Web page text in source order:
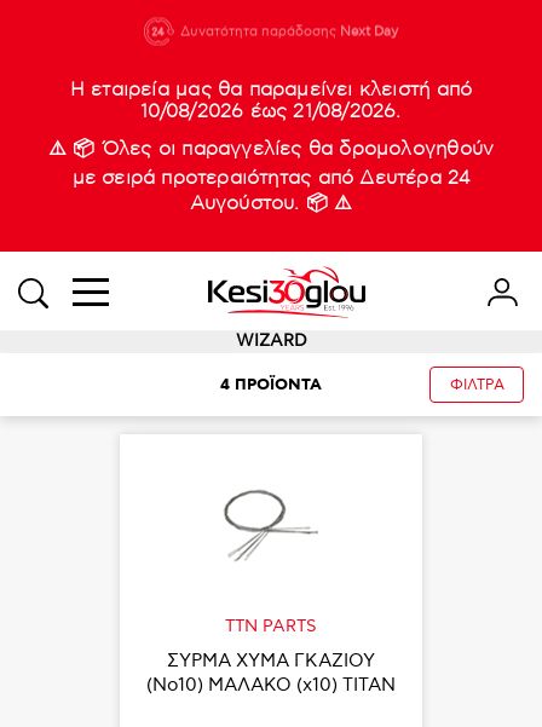
210 88 21
933
Δυνατότητα παράδοσης Next Day
Νέες
Η εταιρεία μας θα παραμείνει κλειστή από
10/08/2026 έως 21/08/2026.
⚠️ 📦 Όλες οι παραγγελίες θα δρομολογηθούν
με σειρά προτεραιότητας από Δευτέρα 24
Αυγούστου. 📦 ⚠️
WIZARD
4 ΠΡΟΪΟΝΤΑ ΦΙΛΤΡΑ
TTN PARTS
ΣΥΡΜΑ ΧΥΜΑ ΓΚΑΖΙΟΥ
(Νο10) ΜΑΛΑΚΟ (x10) TITAN